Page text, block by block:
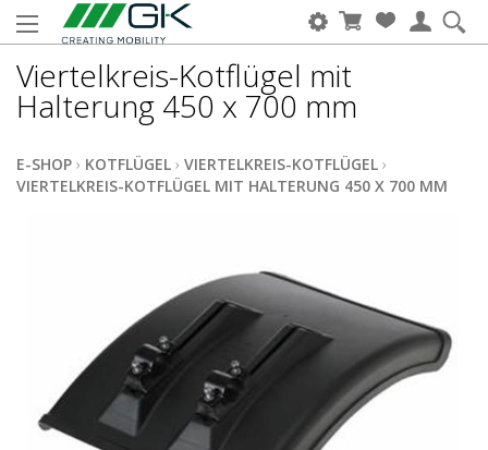
Viertelkreis-Kotflügel mit
Halterung 450 x 700 mm
E-SHOP › KOTFLÜGEL › VIERTELKREIS-KOTFLÜGEL ›
VIERTELKREIS-KOTFLÜGEL MIT HALTERUNG 450 X 700 MM